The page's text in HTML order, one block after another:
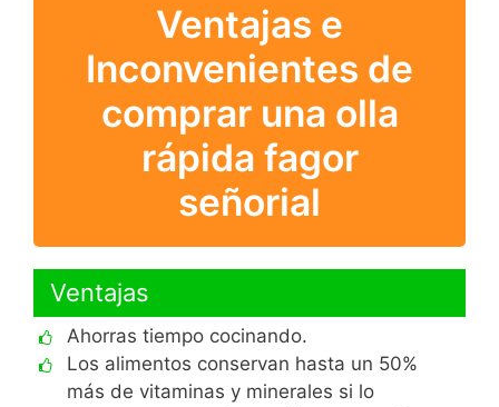
Ventajas e
Inconvenientes de
comprar una olla
rápida fagor
señorial
Ventajas
Ahorras tiempo cocinando.
Los alimentos conservan hasta un 50%
más de vitaminas y minerales si lo